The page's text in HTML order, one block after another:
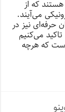
هستند که از
می‌آیند.
حرفه‌ای نیز در
می‌کنیم
که هرچه